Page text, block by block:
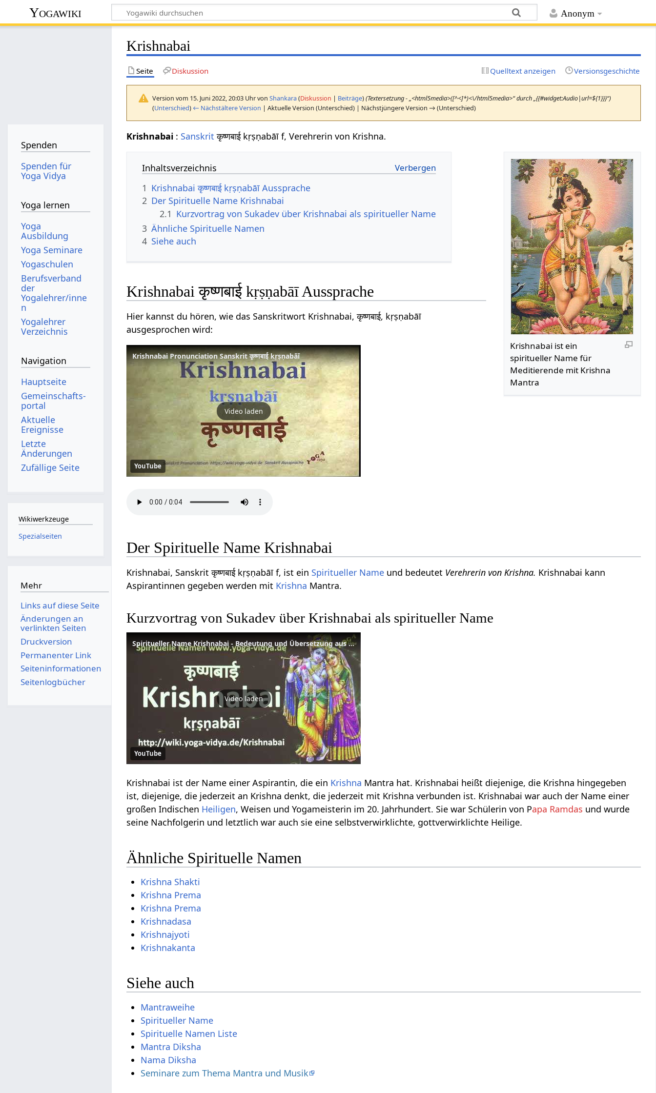
Anonym
Yogawiki
Krishnabai
Seite Diskussion Quelltext anzeigen Versionsgeschichte
Version vom 15. Juni 2022, 20:03 Uhr vonShankara(Diskussion | Beiträge)(Textersetzung - „<html5media>([^<]*)<\/html5media>“ durch „{{#widget:Audio|url=${1}}}“)
(Unterschied) ← Nächstältere Version | Aktuelle Version (Unterschied) | Nächstjüngere Version → (Unterschied)
Krishnabai : Sanskrit कृष्णबाई kṛṣṇabāī f, Verehrerin von Krishna.
Krishnabai ist ein
spiritueller Name für
Meditierende mit Krishna
Mantra
Inhaltsverzeichnis
1 Krishnabai कृष्णबाई kṛṣṇabāī Aussprache
2 Der Spirituelle Name Krishnabai
2.1 Kurzvortrag von Sukadev über Krishnabai als spiritueller Name
3 Ähnliche Spirituelle Namen
4 Siehe auch
Krishnabai कृष्णबाई kṛṣṇabāī Aussprache
Hier kannst du hören, wie das Sanskritwort Krishnabai, कृष्णबाई, kṛṣṇabāī
ausgesprochen wird:
Krishnabai Pronunciation Sanskrit कृष्णबाई kṛṣṇabāī
Video laden
YouTube
Der Spirituelle Name Krishnabai
Krishnabai, Sanskrit कृष्णबाई kṛṣṇabāī f, ist ein Spiritueller Name und bedeutet Verehrerin von Krishna. Krishnabai kann
Aspirantinnen gegeben werden mit Krishna Mantra.
Kurzvortrag von Sukadev über Krishnabai als spiritueller Name
Spiritueller Name Krishnabai - Bedeutung und Übersetzung aus dem Sanskrit
Video laden
YouTube
Krishnabai ist der Name einer Aspirantin, die ein Krishna Mantra hat. Krishnabai heißt diejenige, die Krishna hingegeben
ist, diejenige, die jederzeit an Krishna denkt, die jederzeit mit Krishna verbunden ist. Krishnabai war auch der Name einer
großen Indischen Heiligen, Weisen und Yogameisterin im 20. Jahrhundert. Sie war Schülerin von Papa Ramdas und wurde
seine Nachfolgerin und letztlich war auch sie eine selbstverwirklichte, gottverwirklichte Heilige.
Ähnliche Spirituelle Namen
Krishna Shakti
Krishna Prema
Krishna Prema
Krishnadasa
Krishnajyoti
Krishnakanta
Siehe auch
Mantraweihe
Spiritueller Name
Spirituelle Namen Liste
Mantra Diksha
Nama Diksha
Seminare zum Thema Mantra und Musik
Spenden
Spenden für
Yoga Vidya
Yoga lernen
Yoga
Ausbildung
Yoga Seminare
Yogaschulen
Berufsverband
der
Yogalehrer/inne
n
Yogalehrer
Verzeichnis
Navigation
Hauptseite
Gemeinschafts­
portal
Aktuelle
Ereignisse
Letzte
Änderungen
Zufällige Seite
Wikiwerkzeuge
Spezialseiten
Mehr
Links auf diese Seite
Änderungen an
verlinkten Seiten
Druckversion
Permanenter Link
Seiten­­informationen
Seitenlogbücher